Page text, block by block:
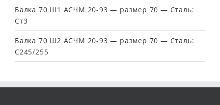
Балка 70 Ш1 АСЧМ 20-93 — размер 70 — Сталь:
Ст3
Балка 70 Ш2 АСЧМ 20-93 — размер 70 — Сталь:
С245/255